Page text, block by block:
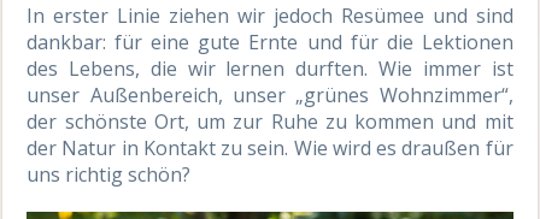
In erster Linie ziehen wir jedoch Resümee und sind
dankbar: für eine gute Ernte und für die Lektionen
des Lebens, die wir lernen durften. Wie immer ist
unser Außenbereich, unser „grünes Wohnzimmer“,
der schönste Ort, um zur Ruhe zu kommen und mit
der Natur in Kontakt zu sein. Wie wird es draußen für
uns richtig schön?